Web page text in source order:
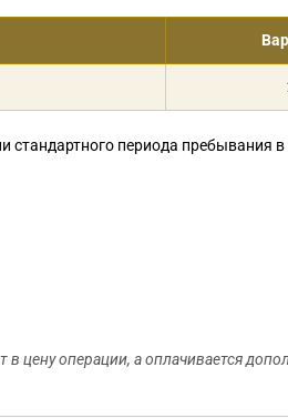
стандартного периода пребывания
цену операции, а оплачивается